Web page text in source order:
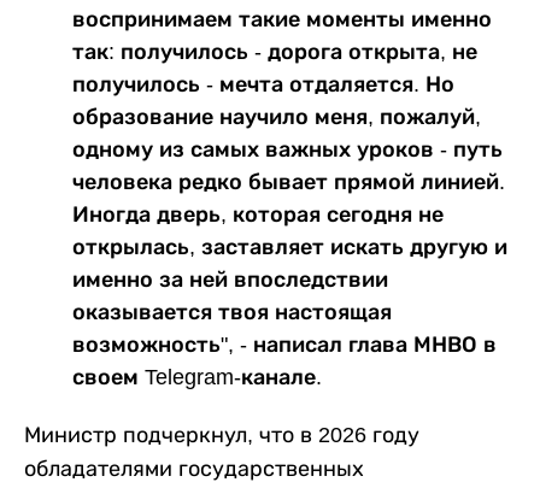
воспринимаем такие моменты именно
так: получилось - дорога открыта, не
получилось - мечта отдаляется. Но
образование научило меня, пожалуй,
одному из самых важных уроков - путь
человека редко бывает прямой линией.
Иногда дверь, которая сегодня не
открылась, заставляет искать другую и
именно за ней впоследствии
оказывается твоя настоящая
возможность", - написал глава МНВО в
своем Telegram-канале.
Министр подчеркнул, что в 2026 году
обладателями государственных